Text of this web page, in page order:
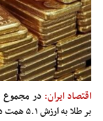
اقتصاد ایران:
بر طلا به ارزش ۵.۱ همت دیروز در تالار شیشه‌ای معامله شد.